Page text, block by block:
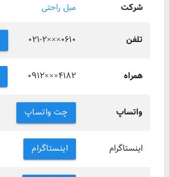
شرکت مبل راحتی
تلفن ۰۲۱-۲×××۰۶۱۰
همراه ۰۹۱۲×××۴۱۸۲
واتساپ چت واتساپ
اینستاگرام اینستاگرام